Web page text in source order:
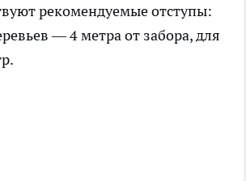
рекомендуемые отступы:
— 4 метра от забора, для